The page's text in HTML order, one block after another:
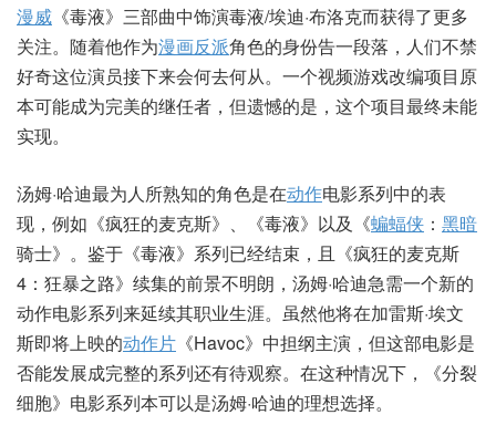
漫威 《毒液》三部曲中饰演毒液/埃迪·布洛克而获得了更多
关注。随着他作为漫画反派角色的身份告一段落，人们不禁
好奇这位演员接下来会何去何从。一个视频游戏改编项目原
本可能成为完美的继任者，但遗憾的是，这个项目最终未能
实现。
汤姆·哈迪最为人所熟知的角色是在动作电影系列中的表
现，例如《疯狂的麦克斯》、《毒液》以及《蝙蝠侠 ： 黑暗
骑士》。鉴于《毒液》系列已经结束，且《疯狂的麦克斯
4：狂暴之路》续集的前景不明朗，汤姆·哈迪急需一个新的
动作电影系列来延续其职业生涯。虽然他将在加雷斯·埃文
斯即将上映的动作片 《Havoc》中担纲主演，但这部电影是
否能发展成完整的系列还有待观察。在这种情况下，《分裂
细胞》电影系列本可以是汤姆·哈迪的理想选择。